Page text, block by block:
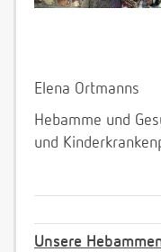
Elena Ortmanns
Hebamme und
und
Unsere